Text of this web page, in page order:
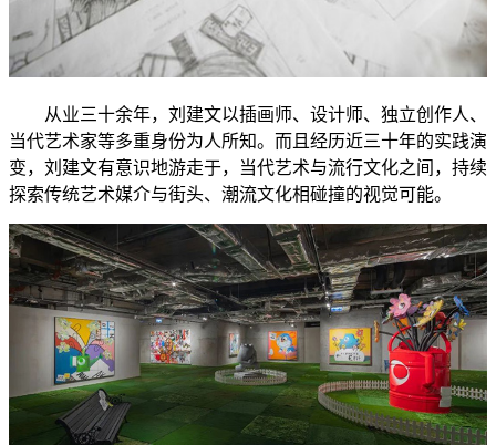
从业三十余年，刘建文以插画师、设计师、独立创作人、
当代艺术家等多重身份为人所知。而且经历近三十年的实践演
变，刘建文有意识地游走于，当代艺术与流行文化之间，持续
探索传统艺术媒介与街头、潮流文化相碰撞的视觉可能。